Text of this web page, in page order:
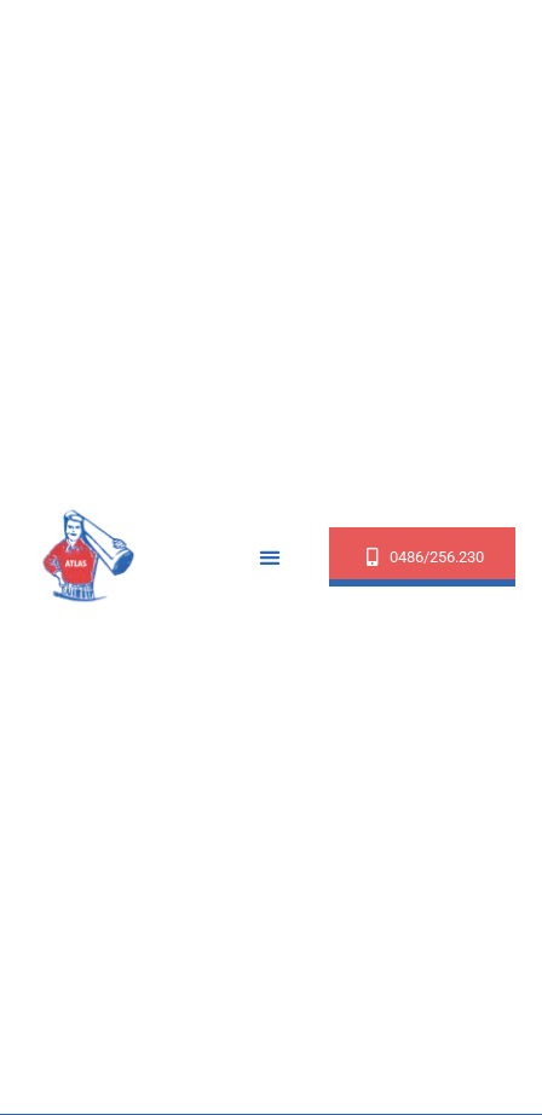
0486/256.230